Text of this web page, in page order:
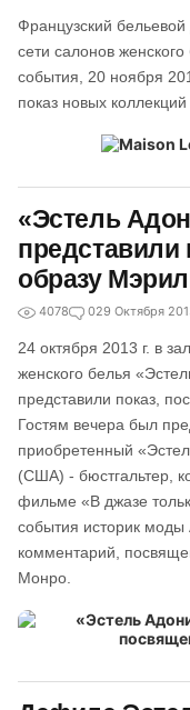
Французский
сети салонов
события, 20 ноября
показ новых
«Эстель
образу
4078 029 Октября
24 октября 2013 г. в
женского белья
представили показ,
Гостям вечера был
приобретенный
(США) - бюстгальтер,
фильме «В джазе
события историк моды
комментарий,
Монро.